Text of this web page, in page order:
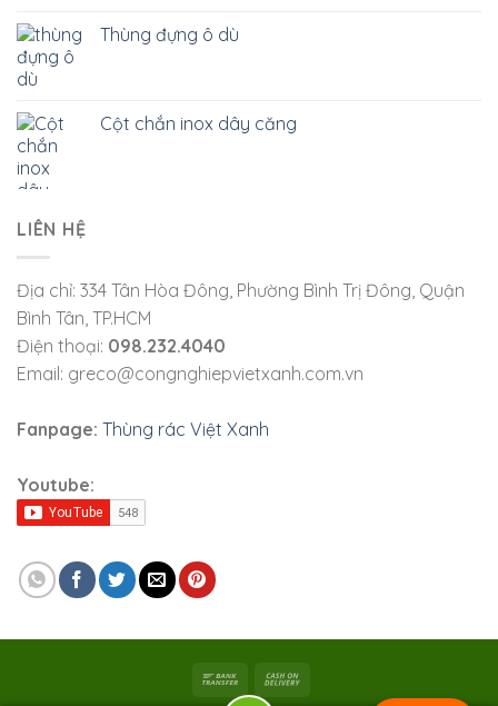
Thùng đựng ô dù
Cột chắn inox dây căng
LIÊN HỆ
Địa chỉ: 334 Tân Hòa Đông, Phường Bình Trị Đông, Quận
Bình Tân, TP.HCM
Điện thoại: 098.232.4040
Email: greco@congnghiepvietxanh.com.vn
Fanpage: Thùng rác Việt Xanh
Youtube: